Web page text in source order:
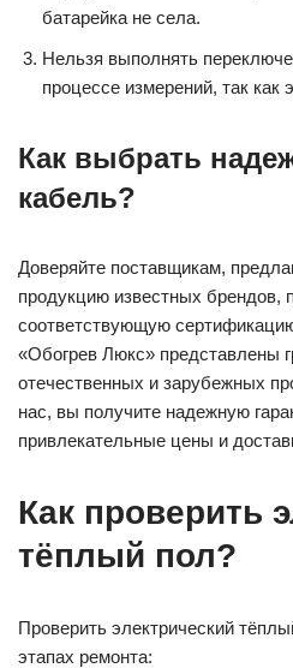
батарейка не села.
Нельзя выполнять
процессе измерений, так как
Как выбрать
кабель?
Доверяйте поставщикам,
продукцию известных брендов,
соответствующую
«Обогрев Люкс» представлены
отечественных и зарубежных
нас, вы получите надежную
привлекательные цены и
Как проверить
тёплый пол?
Проверить электрический
этапах ремонта: